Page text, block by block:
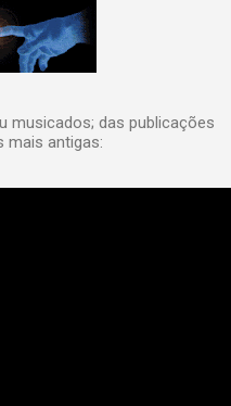
musicados; das publicações
mais antigas: